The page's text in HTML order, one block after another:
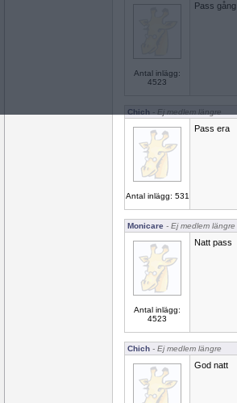
Antal inlägg:
4523
Pass gång
Chich - Ej medlem längre
Antal inlägg: 531
Pass era
Monicare - Ej medlem längre
Antal inlägg:
4523
Natt pass
Chich - Ej medlem längre
God natt